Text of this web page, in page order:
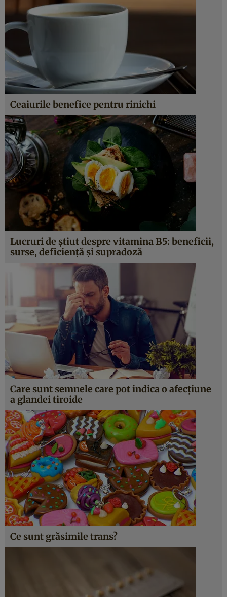
Ceaiurile benefice pentru rinichi
Lucruri de ştiut despre vitamina B5: beneficii,
surse, deficienţă şi supradoză
Care sunt semnele care pot indica o afecţiune
a glandei tiroide
Ce sunt grăsimile trans?